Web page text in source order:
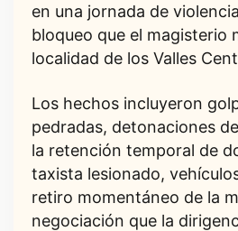
en una jornada de
bloqueo que el magisterio
localidad de los Valles
Los hechos incluyeron
pedradas, detonaciones
la retención temporal de
taxista lesionado,
retiro momentáneo de la
negociación que la